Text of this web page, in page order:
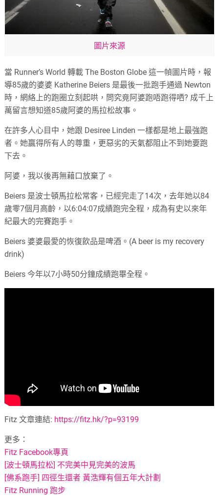
圖片來源
當 Runner’s World 轉載 The Boston Globe 這一幀圖片時，報
導85歲的婆婆 Katherine Beiers 是最後一批跑手通過 Newton
時，網絡上的跑圈立刻起哄，問究竟阿婆跑唔跑得哂? 成千上
萬留言想知道85歲阿婆的馬拉松故事。
在許多人心目中，她跟 Desiree Linden 一樣都是地上最強跑
者。她贏得所有人的尊重，更惡劣的天氣都阻止不到她要跑
下去。
阿婆，我以後再無藉口放棄了。
Beiers 是波士頓馬拉松常客，已經完走了14次，去年她以84
歲零7個月高齡，以6:04:07成績跑完全程，成為有史以來年
紀最大的完賽跑手。
Beiers 婆婆最愛的恢復飲品是啤酒。(A beer is my recovery
drink)
Beiers 今年以7小時50分鐘成績跑畢全程。
Fitz 文章連結: https://fitz.hk/?p=93199
更多：
Fitz Facebook專頁
[波士頓馬拉松] 不完美中見完美的波馬
[佛系跑手] 四徑生還者 黃浩輝有個五年大計劃
Fitz Running 跑步